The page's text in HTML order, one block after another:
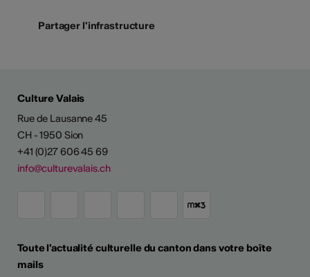
Partager l'infrastructure
Culture Valais
Rue de Lausanne 45
CH - 1950 Sion
+41 (0)27 606 45 69
info@culturevalais.ch
Toute l'actualité culturelle du canton dans votre boîte
mails